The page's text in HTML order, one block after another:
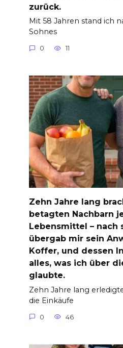
zurück.
Mit 58 Jahren stand ich
Sohnes
0 11
Zehn Jahre lang
betagten Nachbarn
Lebensmittel – nach
übergab mir sein
Koffer, und dessen
alles, was ich über
glaubte.
Zehn Jahre lang
die Einkäufe
0 46